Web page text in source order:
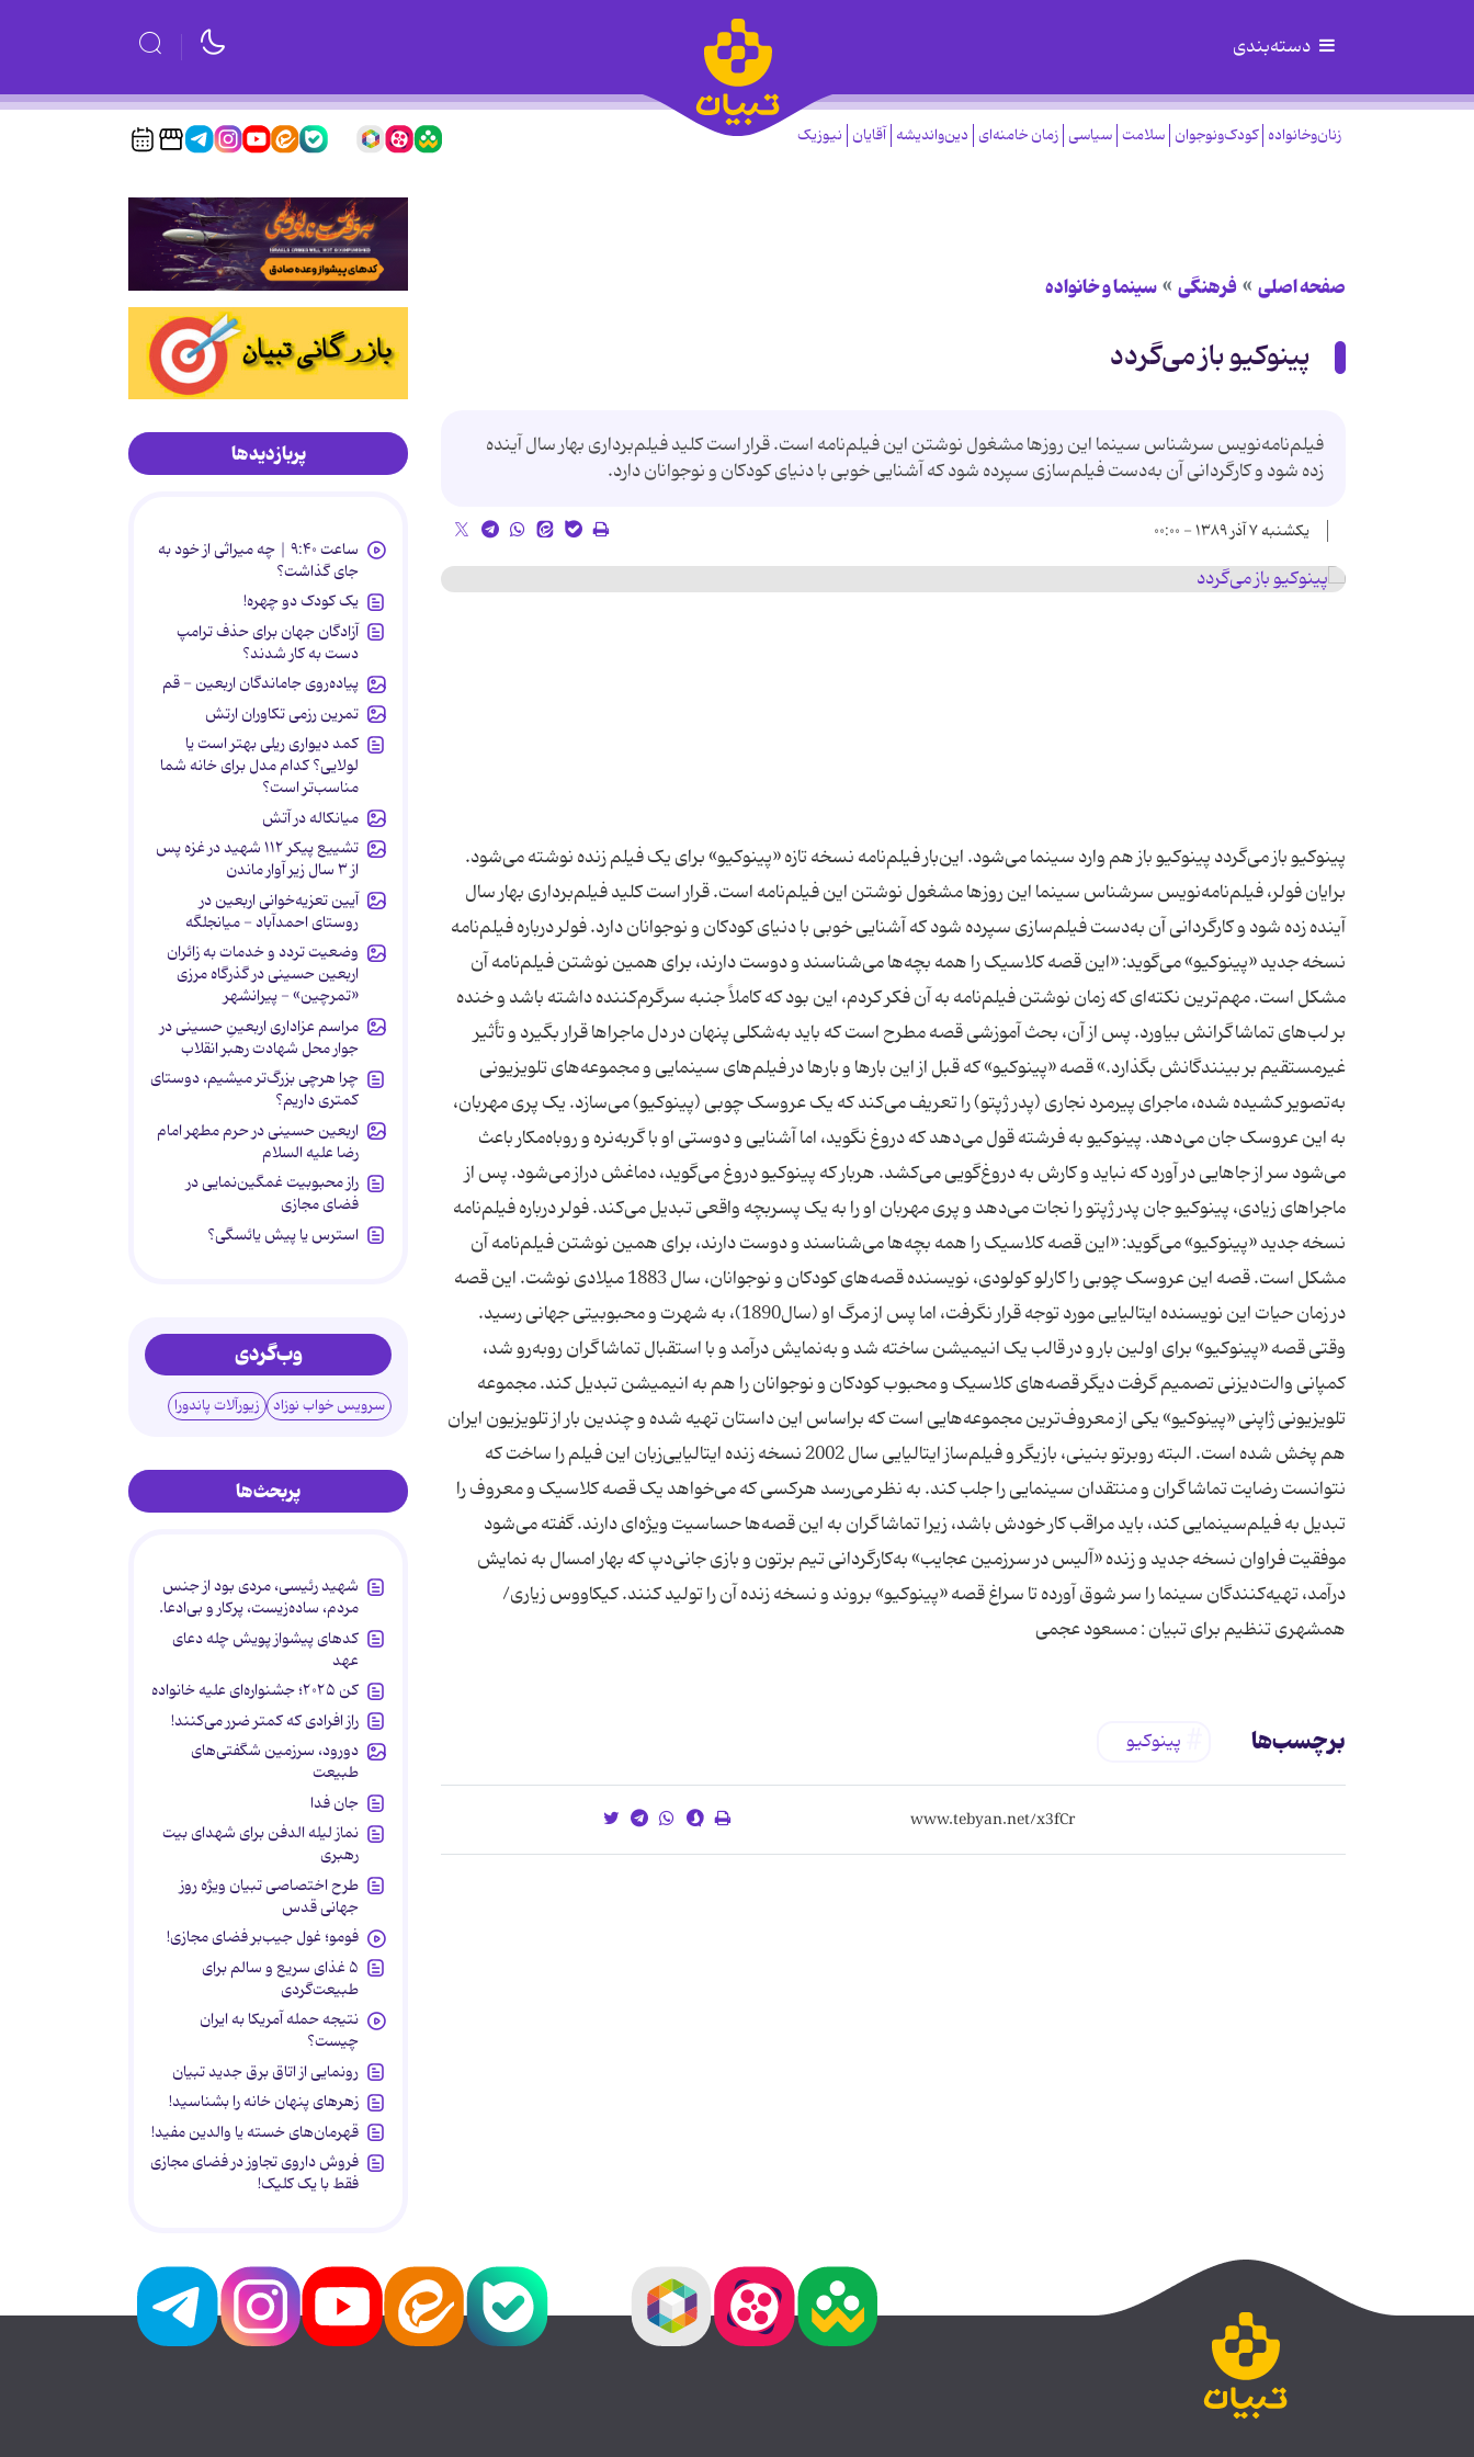
دسته‌بندی
زنان‌وخانواده کودک‌ونوجوان سلامت سیاسی زمان خامنه‌ای دین‌واندیشه آقایان نیوزیک
صفحه اصلی فرهنگی سینما و خانواده
پینوکیو باز می‌گردد
فیلم‌نامه‌نویس سرشناس سینما این روزها مشغول نوشتن این فیلم‌نامه است. قرار است کلید فیلم‌برداری بهار سال آینده
زده شود و کارگردانی آن به‌دست فیلم‌سازی سپرده شود که آشنایی خوبی با دنیای کودکان و نوجوانان دارد.
یکشنبه ۷ آذر ۱۳۸۹ - ۰۰:۰۰
پینوکیو باز می‌گردد پینوکیو باز هم وارد سینما می‌شود. این‌بار فیلم‌نامه نسخه تازه‌ «پینوکیو» برای یک فیلم زنده نوشته می‌شود.
برایان فولر، فیلم‌نامه‌نویس سرشناس سینما این روزها مشغول نوشتن این فیلم‌نامه است. قرار است کلید فیلم‌برداری بهار سال
آینده زده شود و کارگردانی آن به‌دست فیلم‌سازی سپرده شود که آشنایی خوبی با دنیای کودکان و نوجوانان دارد. فولر درباره فیلم‌نامه
نسخه جدید «پینوکیو» می‌گوید: «این قصه کلاسیک را همه بچه‌ها می‌شناسند و دوست دارند، برای همین نوشتن فیلم‌نامه آن
مشکل است. مهم‌ترین نکته‌ای که زمان نوشتن فیلم‌نامه به آن فکر کردم، این بود که کاملاً جنبه سرگرم‌کننده داشته باشد و خنده
بر لب‌های تماشاگرانش بیاورد. پس از آن، بحث آموزشی قصه مطرح است که باید به‌شکلی پنهان در دل ماجراها قرار بگیرد و تأثیر
غیرمستقیم بر بینندگانش بگذارد.» قصه «پینوکیو» که قبل از این بارها و بارها در فیلم‌های سینمایی و مجموعه‌های تلویزیونی
به‌تصویر کشیده شده، ماجرای پیرمرد نجاری (پدر ژپتو) را تعریف می‌کند که یک عروسک چوبی (پینوکیو) می‌سازد. یک پری مهربان،
به این عروسک جان می‌دهد. پینوکیو به فرشته قول می‌دهد که دروغ نگوید، اما آشنایی و دوستی او با گربه‌نره و روباه‌مکار باعث
می‌شود سر از جاهایی در آورد که نباید و کارش به دروغ‌گویی می‌کشد. هربار که پینوکیو دروغ می‌گوید، دماغش دراز می‌شود. پس از
ماجراهای زیادی، پینوکیو جان پدر ژپتو را نجات می‌دهد و پری مهربان او را به یک پسربچه واقعی تبدیل می‌کند. فولر درباره فیلم‌نامه
نسخه جدید «پینوکیو» می‌گوید: «این قصه کلاسیک را همه بچه‌ها می‌شناسند و دوست دارند، برای همین نوشتن فیلم‌نامه آن
مشکل است. قصه این عروسک چوبی را کارلو کولودی، نویسنده قصه‌های کودکان و نوجوانان، سال 1883 میلادی نوشت. این قصه
در زمان حیات این نویسنده ایتالیایی مورد توجه قرار نگرفت، اما پس از مرگ او (سال1890)، به شهرت و محبوبیتی جهانی رسید.
وقتی قصه «پینوکیو» برای اولین بار و در قالب یک انیمیشن ساخته شد و به‌نمایش درآمد و با استقبال تماشاگران رو‌به‌رو شد،
کمپانی والت‌دیزنی تصمیم گرفت دیگر قصه‌های کلاسیک و محبوب کودکان و نوجوانان را هم به انیمیشن تبدیل کند. مجموعه
تلویزیونی ژاپنی «پینوکیو» یکی از معروف‌ترین مجموعه‌هایی است که براساس این داستان تهیه شده و چندین بار از تلویزیون ایران
هم پخش شده است. البته روبرتو بنینی، بازیگر و فیلم‌ساز ایتالیایی سال 2002 نسخه زنده ایتالیایی‌زبان این فیلم را ساخت که
نتوانست رضایت تماشاگران و منتقدان سینمایی را جلب کند. به نظر می‌رسد هرکسی که می‌خواهد یک قصه کلاسیک و معروف را
تبدیل به فیلم‌سینمایی کند، باید مراقب کار خودش باشد، زیرا تماشاگران به این قصه‌ها حساسیت ویژه‌ای دارند. گفته می‌شود
موفقیت فراوان نسخه جدید و زنده «آلیس در سرزمین عجایب» به‌کارگردانی تیم برتون و بازی جانی‌دپ که بهار امسال به نمایش
درآمد، تهیه‌کنندگان سینما را سر شوق آورده تا سراغ قصه «پینوکیو» بروند و نسخه زنده آن را تولید کنند. کیکاووس زیاری/
همشهری تنظیم برای تبیان : مسعود عجمی
برچسب‌ها پینوکیو
پربازدیدها
ساعت ۹:۴۰ | چه میراثی از خود به
جای گذاشت؟
یک کودک دو چهره!
آزادگان جهان برای حذف ترامپ
دست به کار شدند؟
پیاده‌روی جاماندگان اربعین - قم
تمرین رزمی تکاوران ارتش
کمد دیواری ریلی بهتر است یا
لولایی؟ کدام مدل برای خانه شما
مناسب‌تر است؟
میانکاله در آتش
تشییع پیکر ۱۱۲ شهید در غزه پس
از ۳ سال زیر آوار ماندن
آیین تعزیه‌خوانی اربعین در
روستای احمدآباد - میانجلگه
وضعیت تردد و خدمات به زائران
اربعین حسینی در گذرگاه مرزی
«تمرچین» - پیرانشهر
مراسم عزاداری اربعینِ حسینی در
جوار محل شهادت رهبر انقلاب
چرا هرچی بزرگ‌تر میشیم، دوستای
کمتری داریم؟
اربعین حسینی در حرم مطهر امام
رضا علیه السلام
راز محبوبیت غمگین‌نمایی در
فضای مجازی
استرس یا پیش یائسگی؟
وب‌گردی
سرویس خواب نوزاد زیورآلات پاندورا
پربحث‌ها
شهید رئیسی، مردی بود از جنس
مردم، ساده‌زیست، پرکار و بی‌ادعا.
کدهای پیشواز پویش چله دعای
عهد
کن ۲۰۲۵؛ جشنواره‌ای علیه خانواده
راز افرادی که کمتر ضرر می‌کنند!
دورود، سرزمین شگفتی‌های
طبیعت
جان فدا
نماز لیله الدفن برای شهدای بیت
رهبری
طرح اختصاصی تبیان ویژه روز
جهانی قدس
فومو؛ غول جیب‌بر فضای مجازی!
۵ غذای سریع و سالم برای
طبیعت‌گردی
نتیجه حمله آمریکا به ایران
چیست؟
رونمایی از اتاق برق جدید تبیان
زهرهای پنهان خانه را بشناسید!
قهرمان‌های خسته یا والدین مفید!
فروش داروی تجاوز در فضای مجازی
فقط با یک کلیک!